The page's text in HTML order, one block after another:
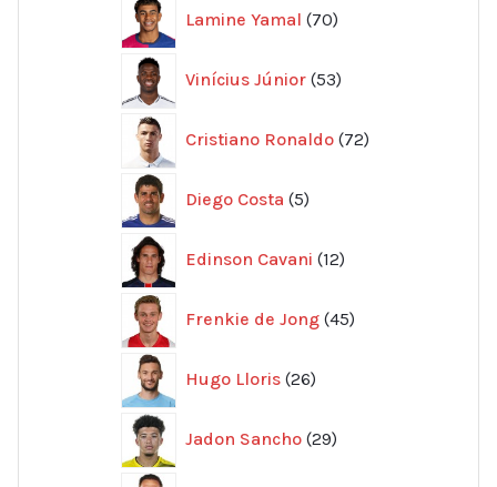
Lamine Yamal 70
produkter
Vinícius Júnior 53
produkter
Cristiano Ronaldo 72
produkter
Diego Costa 5
produkter
Edinson Cavani 12
produkter
Frenkie de Jong 45
produkter
Hugo Lloris 26
produkter
Jadon Sancho 29
produkter